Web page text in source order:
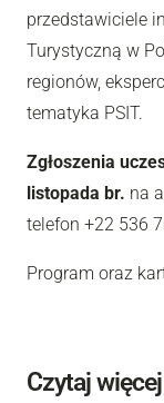
przedstawiciele
Turystyczną w
regionów,
tematyka PSIT.
Zgłoszenia
listopada br. na
telefon +22 536
Program oraz
Czytaj więcej